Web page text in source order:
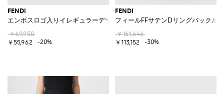
FENDI
エンボスロゴ入りイレギュラーデザインメタルサングラス
￥69,950
￥55,962
-20%
FENDI
フィールFFサテンDリングバックル
￥161,646
￥113,152
-30%